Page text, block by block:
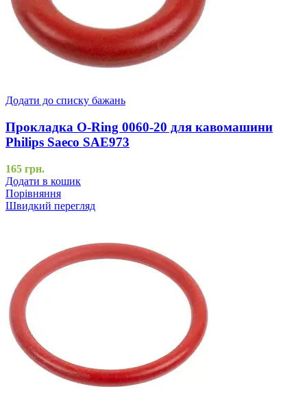
Додати до списку бажань
Прокладка O-Ring 0060-20 для кавомашини
Philips Saeco SAE973
165 грн.
Додати в кошик
Порівняння
Швидкий перегляд